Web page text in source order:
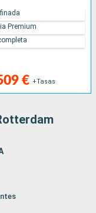
€ +Tasas
Premium